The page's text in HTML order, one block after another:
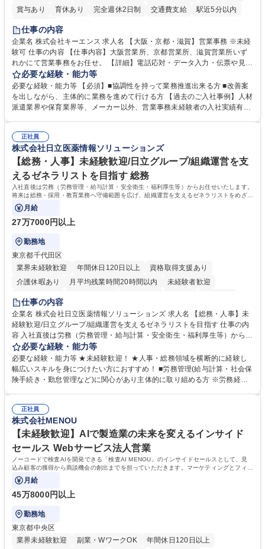
賞与あり
育休あり 完全週休2日制 交通費支給
駅近5分以内
土日祝休み
仕事の内容
企業名 株式会社キーエンス 求人名 【大阪・京都・滋賀】営業事務 ※未経
験可 仕事の内容 【仕事内容】大阪営業所、京都営業所、滋賀営業所いず
れかにて営業事務をお任せ。 【詳細】電話応対・データ入力・伝票や見積
の作成・カタログ送付・来客対応・営業所内で発生する事務業務や業務改
善をお任せ。 【教育制度】ご入社後、育成担当とペアになりながらOJTに
て業務を覚えていただくことが可能です。業務システムがきちんと構築さ
れているため、スムーズに仕事に慣れることができる環境です。また、
募集職種 【大阪・京都・滋賀】営業事務 ※未経験可
必要な経験・能力等
必要な経験・能力等 【必須】■協調性を持って業務推進出来る方 ■改善案
を出しながら、主体的に業務を進めて行ける方 【過去のご入社事例】人材
派遣業界や保育業界等、メーカー以外、営業事務未経験者の入社実績有
えて、お客様や社員の状況に合わせ、能動的なサポート、改善の動きも期
待され。組織を支えるスペシャリストとして、チームに貢献し、結果的に
社員から頼られる存在になることができます。平均19:30の退勤以降の業
務の持ち帰りも禁止されており、メリハリのある働き方となります。 学
歴・資格 学歴：大学院 大学 高専 短大 語学力： 資格：
正社員
株式会社日立医薬情報ソリューションズ
【総務・人事】未経験歓迎/日立グループ/組織運営を支
えるゼネラリストを目指す 総務
入社直後は労務（労務管理・給与計算・安全衛生・福利厚生等）からお任せいたします。
将来は総務・採用・教育業務へ守備範囲を広げ、組織運営を支えるゼネラリストをめざせ
ます。
月給
27万7000円以上
勤務地
東京都千代田区
業界未経験歓迎
年間休日120日以上
資格取得支援あり
介護休暇あり
月平均残業時間20時間以内
未経験者歓迎
住宅手当あり
育休あり
完全週休2日制 交通費支給 土日祝休み 寮・社宅あり
仕事の内容
企業名 株式会社日立医薬情報ソリューションズ 求人名 【総務・人事】未
経験歓迎/日立グループ/組織運営を支えるゼネラリストを目指す 仕事の内
容 入社直後は労務（労務管理・給与計算・安全衛生・福利厚生等）からお
任せいたします。将来は総務・採用・教育業務へ守備範囲を広げ、組織運
営を支えるゼネラリストをめざせます。 ・初期業務：労働時間管理、給与
計算、社会保険対応、福利厚生管理、安全衛生、健康経営推進等をお任せ
します。ご経験に応じて、休職者管理など、幅広く経験を積んでいただき
幅広く経験を積みたい意欲がある方に最適な環境です。 募集職種 【総
務・人事】未経験歓迎/日立グループ/組織運営を支えるゼネラリストを目
指す
必要な経験・能力等
必要な経験・能力等 ★未経験歓迎！ ★人事・総務領域を横断的に経験し
幅広いスキルを身につけたい方におすすめ！ ■労務管理(給与計算・社会保
険手続き・勤怠管理など)に関心があり主体的に取り組める方 ※労務経験
のご経験 ■労務管理（給与計算・社会保険手続き・勤怠管理など）の経験
■衛生管理者の資格をお持ちの方 学歴・資格 学歴：大学院 大学 高専 短大
専修学校 高校 語学力： 資格：
正社員
株式会社MENOU
【未経験歓迎】AIで製造業の未来を変えるインサイド
セールス Webサービス法人営業
ノーコードで検査AIを開発できる「検査AI MENOU」のインサイドセールスとして、見
込み顧客の獲得から商談機会の創出までを担っていただきます。マーケティングとフィー
ルドセールスをつなぐ役割として、
月給
45万8000円以上
勤務地
東京都中央区
業界未経験歓迎
副業・WワークOK 年間休日120日以上